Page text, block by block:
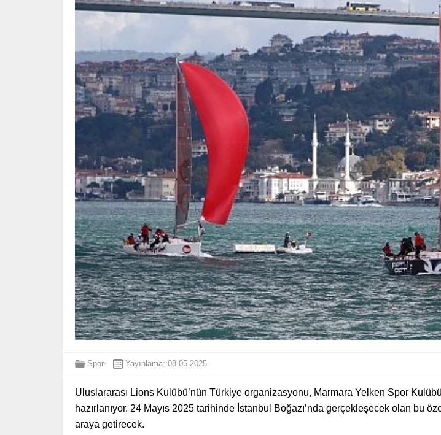
Spor Yayınlama: 08.05.2025
Uluslararası Lions Kulübü’nün Türkiye organizasyonu, Marmara Yelken Spor
hazırlanıyor. 24 Mayıs 2025 tarihinde İstanbul Boğazı’nda gerçekleşecek olan bu
araya getirecek.